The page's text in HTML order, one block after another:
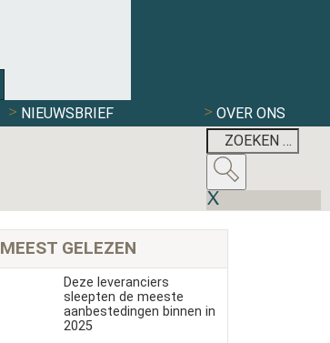
NIEUWSBRIEF OVER ONS
MEEST GELEZEN
Deze leveranciers
sleepten de meeste
aanbestedingen binnen in
2025